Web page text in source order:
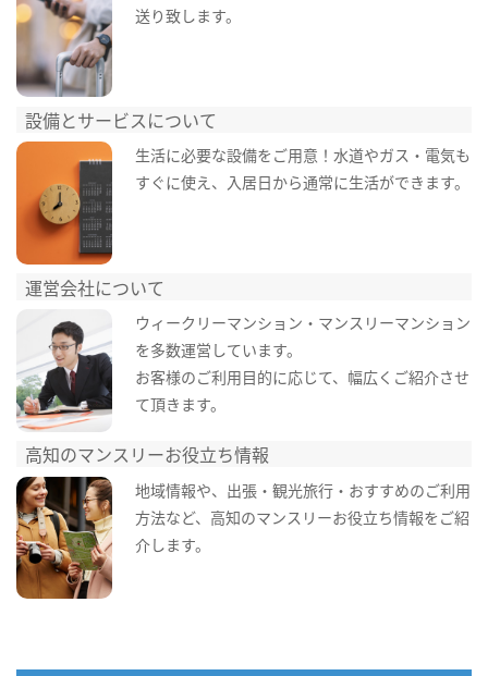
送り致します。
設備とサービスについて
生活に必要な設備をご用意！水道やガス・電気も
すぐに使え、入居日から通常に生活ができます。
運営会社について
ウィークリーマンション・マンスリーマンション
を多数運営しています。
お客様のご利用目的に応じて、幅広くご紹介させ
て頂きます。
高知のマンスリーお役立ち情報
地域情報や、出張・観光旅行・おすすめのご利用
方法など、高知のマンスリーお役立ち情報をご紹
介します。